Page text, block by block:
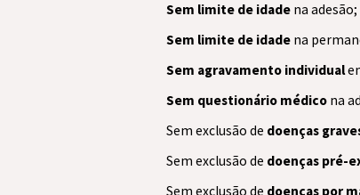
Sem limite de idade na adesão;
Sem limite de idade na
Sem agravamento individual
Sem questionário médico na
Sem exclusão de doenças
Sem exclusão de doenças pré-
Sem exclusão de doenças por